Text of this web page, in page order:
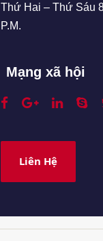
Thứ Hai – Thứ Sáu
P.M.
Mạng xã hội
Liên Hệ